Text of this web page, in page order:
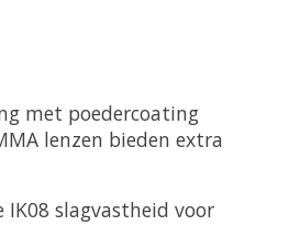
met poedercoating
lenzen bieden extra
slagvastheid voor